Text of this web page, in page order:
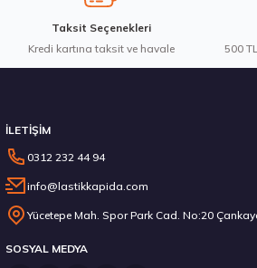
14.267,00 ₺
Taksit Seçenekleri
Kredi kartına taksit ve havale
500
İLETİŞİM
0312 232 44 94
info@lastikkapida.com
Yücetepe Mah. Spor Park Cad. No:20
SOSYAL MEDYA